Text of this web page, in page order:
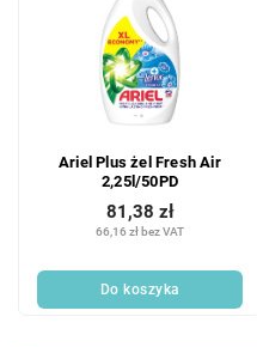
Ariel Plus żel Fresh Air
2,25l/50PD
66,16 zł bez VAT
81,38 zł
Do koszyka